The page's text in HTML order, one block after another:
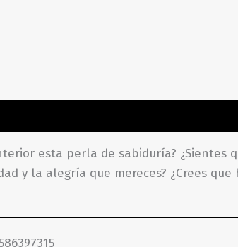
esta perla de sabiduría?
y la alegría que mereces? ¿Crees